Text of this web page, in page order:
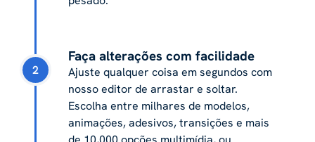
2
Faça alterações com facilidade
Ajuste qualquer coisa em segundos com
nosso editor de arrastar e soltar.
Escolha entre milhares de modelos,
animações, adesivos, transições e mais